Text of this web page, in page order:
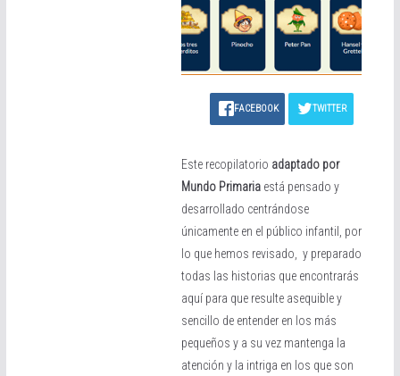
FACEBOOK TWITTER
Este recopilatorio adaptado por
Mundo Primariaestá pensado y
desarrollado centrándose
únicamente en el público infantil, por
lo que hemos revisado, y preparado
todas las historias que encontrarás
aquí para que resulte asequible y
sencillo de entender en los más
pequeños y a su vez mantenga la
atención y la intriga en los que son